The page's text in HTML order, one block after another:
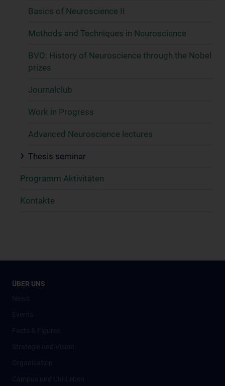
Basics of Neuroscience II
Methods and Techniques in Neuroscience
BVO: History of Neuroscience through the Nobel
prizes
Journalclub
Work in Progress
Advanced Neuroscience lectures
Thesis seminar
Programm Aktivitäten
Kontakte
ÜBER UNS